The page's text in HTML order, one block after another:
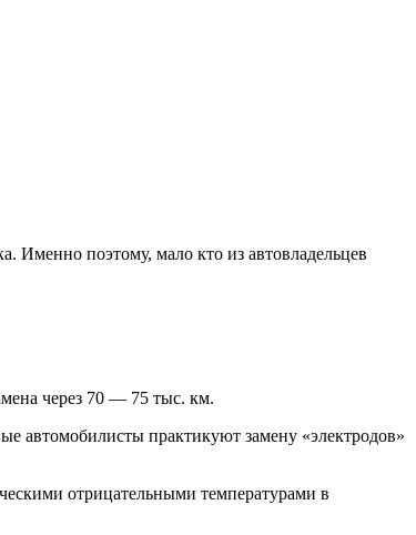
Именно поэтому, мало кто из автовладельцев
через 70 — 75 тыс. км.
автомобилисты практикуют замену «электродов»
отрицательными температурами в